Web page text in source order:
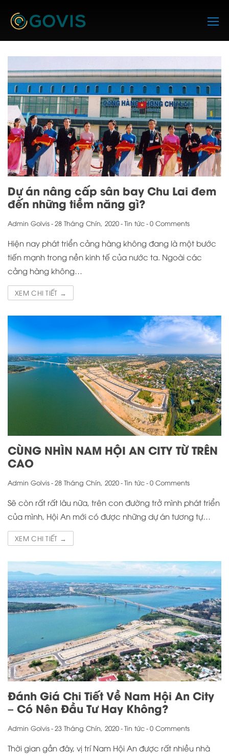
Dự án nâng cấp sân bay Chu Lai đem
đến những tiềm năng gì?
Admin Golvis-28 Tháng Chín, 2020-Tin tức-0 Comments
Hiện nay phát triển cảng hàng không đang là một bước
tiến mạnh trong nền kinh tế của nước ta. Ngoài các
cảng hàng không…
XEM CHI TIẾT →
CÙNG NHÌN NAM HỘI AN CITY TỪ TRÊN
CAO
Admin Golvis-28 Tháng Chín, 2020-Tin tức-0 Comments
Sẽ còn rất rất lâu nữa, trên con đường trở mình phát triển
của mình, Hội An mới có được những dự án tương tự…
XEM CHI TIẾT →
Đánh Giá Chi Tiết Về Nam Hội An City
– Có Nên Đầu Tư Hay Không?
Admin Golvis-23 Tháng Chín, 2020-Tin tức-0 Comments
Thời gian gần đây, vị trí Nam Hội An được rất nhiều nhà